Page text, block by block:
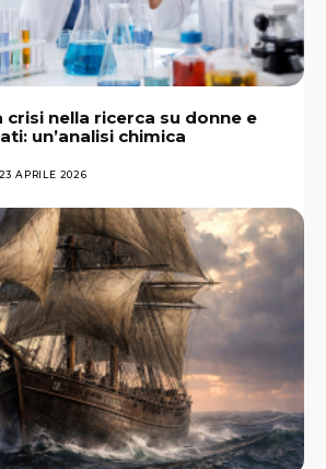
crisi nella ricerca su donne e
un’analisi chimica
23 APRILE 2026